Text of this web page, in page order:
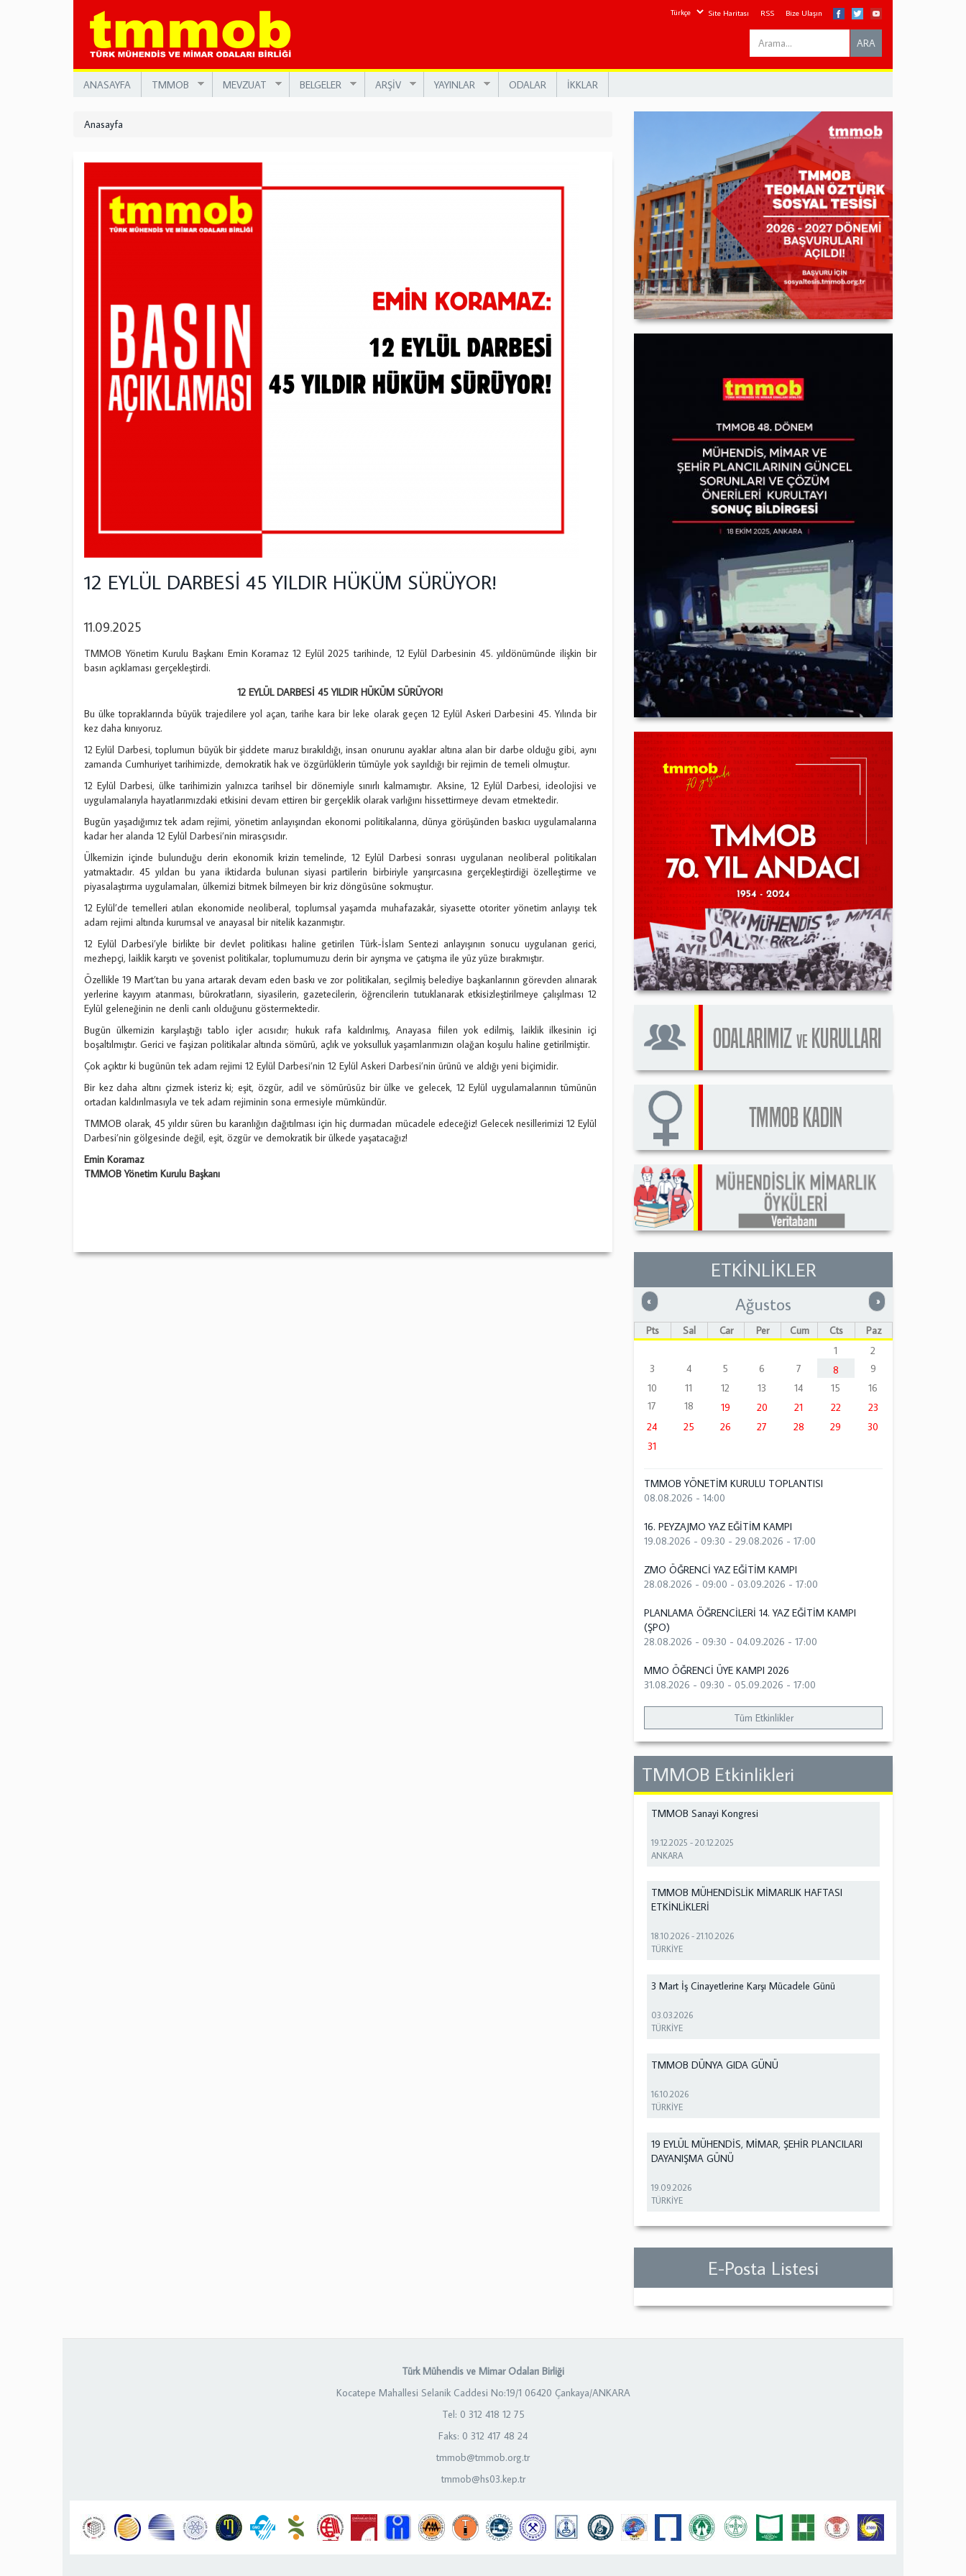
Site Haritası RSS Bize Ulaşın
Search
this
ARA
ANASAYFA TMMOB MEVZUAT BELGELER ARŞİV YAYINLAR ODALAR İKKLAR
Anasayfa
12 EYLÜL DARBESİ 45 YILDIR HÜKÜM SÜRÜYOR!
11.09.2025
TMMOB Yönetim Kurulu Başkanı Emin Koramaz 12 Eylül 2025 tarihinde, 12 Eylül Darbesinin 45. yıldönümünde ilişkin bir
basın açıklaması gerçekleştirdi.
12 EYLÜL DARBESİ 45 YILDIR HÜKÜM SÜRÜYOR!
Bu ülke topraklarında büyük trajedilere yol açan, tarihe kara bir leke olarak geçen 12 Eylül Askeri Darbesini 45. Yılında bir
kez daha kınıyoruz.
12 Eylül Darbesi, toplumun büyük bir şiddete maruz bırakıldığı, insan onurunu ayaklar altına alan bir darbe olduğu gibi, aynı
zamanda Cumhuriyet tarihimizde, demokratik hak ve özgürlüklerin tümüyle yok sayıldığı bir rejimin de temeli olmuştur.
12 Eylül Darbesi, ülke tarihimizin yalnızca tarihsel bir dönemiyle sınırlı kalmamıştır. Aksine, 12 Eylül Darbesi, ideolojisi ve
uygulamalarıyla hayatlarımızdaki etkisini devam ettiren bir gerçeklik olarak varlığını hissettirmeye devam etmektedir.
Bugün yaşadığımız tek adam rejimi, yönetim anlayışından ekonomi politikalarına, dünya görüşünden baskıcı uygulamalarına
kadar her alanda 12 Eylül Darbesi’nin mirasçısıdır.
Ülkemizin içinde bulunduğu derin ekonomik krizin temelinde, 12 Eylül Darbesi sonrası uygulanan neoliberal politikaları
yatmaktadır. 45 yıldan bu yana iktidarda bulunan siyasi partilerin birbiriyle yarışırcasına gerçekleştirdiği özelleştirme ve
piyasalaştırma uygulamaları, ülkemizi bitmek bilmeyen bir kriz döngüsüne sokmuştur.
12 Eylül’de temelleri atılan ekonomide neoliberal, toplumsal yaşamda muhafazakâr, siyasette otoriter yönetim anlayışı tek
adam rejimi altında kurumsal ve anayasal bir nitelik kazanmıştır.
12 Eylül Darbesi’yle birlikte bir devlet politikası haline getirilen Türk-İslam Sentezi anlayışının sonucu uygulanan gerici,
mezhepçi, laiklik karşıtı ve şovenist politikalar, toplumumuzu derin bir ayrışma ve çatışma ile yüz yüze bırakmıştır.
Özellikle 19 Mart’tan bu yana artarak devam eden baskı ve zor politikaları, seçilmiş belediye başkanlarının görevden alınarak
yerlerine kayyım atanması, bürokratların, siyasilerin, gazetecilerin, öğrencilerin tutuklanarak etkisizleştirilmeye çalışılması 12
Eylül geleneğinin ne denli canlı olduğunu göstermektedir.
Bugün ülkemizin karşılaştığı tablo içler acısıdır; hukuk rafa kaldırılmış, Anayasa fiilen yok edilmiş, laiklik ilkesinin içi
boşaltılmıştır. Gerici ve faşizan politikalar altında sömürü, açlık ve yoksulluk yaşamlarımızın olağan koşulu haline getirilmiştir.
Çok açıktır ki bugünün tek adam rejimi 12 Eylül Darbesi’nin 12 Eylül Askeri Darbesi’nin ürünü ve aldığı yeni biçimidir.
Bir kez daha altını çizmek isteriz ki; eşit, özgür, adil ve sömürüsüz bir ülke ve gelecek, 12 Eylül uygulamalarının tümünün
ortadan kaldırılmasıyla ve tek adam rejiminin sona ermesiyle mümkündür.
TMMOB olarak, 45 yıldır süren bu karanlığın dağıtılması için hiç durmadan mücadele edeceğiz! Gelecek nesillerimizi 12 Eylül
Darbesi’nin gölgesinde değil, eşit, özgür ve demokratik bir ülkede yaşatacağız!
Emin Koramaz
TMMOB Yönetim Kurulu Başkanı
ETKİNLİKLER
« Önceki »Sonraki
Ağustos
Pts Sal Çar Per Cum Cts
Paz
1
2
3
4 5 6 7 8
9
10
11 12 13 14 15
16
17
18 19 20 21 22
23
24
25 26 27 28 29
30
31
TMMOB YÖNETİM KURULU TOPLANTISI
08.08.2026 - 14:00
16. PEYZAJMO YAZ EĞİTİM KAMPI
19.08.2026 - 09:30 -29.08.2026 - 17:00
ZMO ÖĞRENCİ YAZ EĞİTİM KAMPI
28.08.2026 - 09:00 -03.09.2026 - 17:00
PLANLAMA ÖĞRENCİLERİ 14. YAZ EĞİTİM KAMPI
(ŞPO)
28.08.2026 - 09:30 -04.09.2026 - 17:00
MMO ÖĞRENCİ ÜYE KAMPI 2026
31.08.2026 - 09:30 -05.09.2026 - 17:00
Tüm Etkinlikler
TMMOB Etkinlikleri
TMMOB Sanayi Kongresi
19.12.2025 -20.12.2025
ANKARA
TMMOB MÜHENDİSLİK MİMARLIK HAFTASI
ETKİNLİKLERİ
18.10.2026 -21.10.2026
TÜRKİYE
3 Mart İş Cinayetlerine Karşı Mücadele Günü
03.03.2026
TÜRKİYE
TMMOB DÜNYA GIDA GÜNÜ
16.10.2026
TÜRKİYE
19 EYLÜL MÜHENDİS, MİMAR, ŞEHİR PLANCILARI
DAYANIŞMA GÜNÜ
19.09.2026
TÜRKİYE
E-Posta Listesi
Türk Mühendis ve Mimar Odaları Birliği
Kocatepe Mahallesi Selanik Caddesi No:19/1 06420 Çankaya/ANKARA
Tel: 0 312 418 12 75
Faks: 0 312 417 48 24
tmmob@tmmob.org.tr
tmmob@hs03.kep.tr